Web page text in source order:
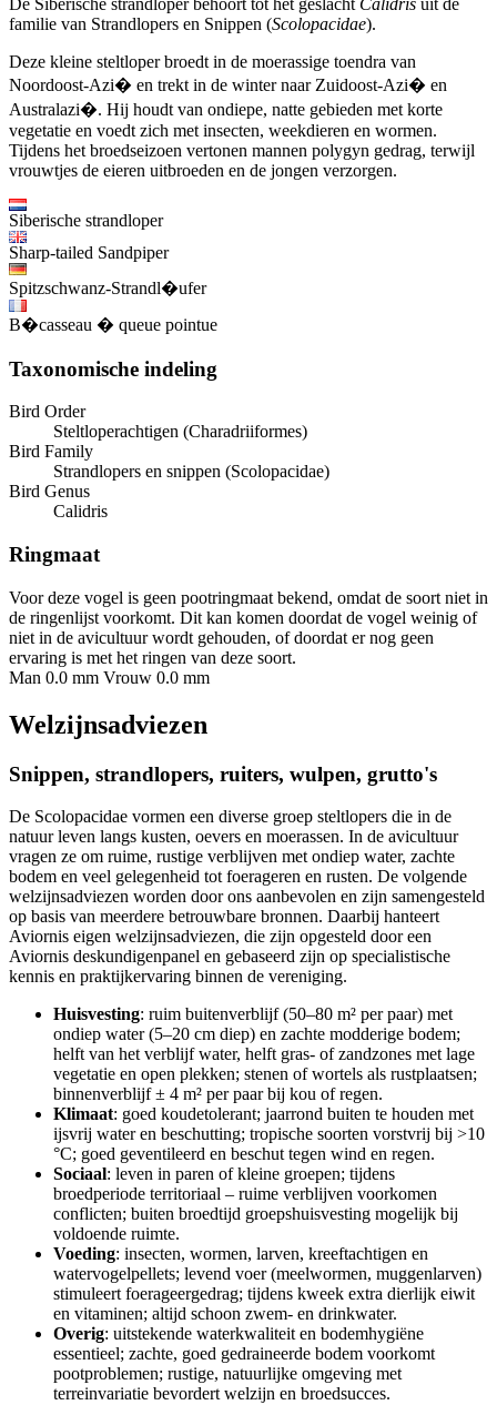
De Siberische strandloper behoort tot het geslacht Calidris uit de
familie van Strandlopers en Snippen (Scolopacidae).
Deze kleine steltloper broedt in de moerassige toendra van
Noordoost-Azi� en trekt in de winter naar Zuidoost-Azi� en
Australazi�. Hij houdt van ondiepe, natte gebieden met korte
vegetatie en voedt zich met insecten, weekdieren en wormen.
Tijdens het broedseizoen vertonen mannen polygyn gedrag, terwijl
vrouwtjes de eieren uitbroeden en de jongen verzorgen.
Siberische strandloper
Sharp-tailed Sandpiper
Spitzschwanz-Strandl�ufer
B�casseau � queue pointue
Taxonomische indeling
Bird Order
Steltloperachtigen (Charadriiformes)
Bird Family
Strandlopers en snippen (Scolopacidae)
Bird Genus
Calidris
Ringmaat
Voor deze vogel is geen pootringmaat bekend, omdat de soort niet in
de ringenlijst voorkomt. Dit kan komen doordat de vogel weinig of
niet in de avicultuur wordt gehouden, of doordat er nog geen
ervaring is met het ringen van deze soort.
Man 0.0 mm Vrouw 0.0 mm
Welzijnsadviezen
Snippen, strandlopers, ruiters, wulpen, grutto's
De Scolopacidae vormen een diverse groep steltlopers die in de
natuur leven langs kusten, oevers en moerassen. In de avicultuur
vragen ze om ruime, rustige verblijven met ondiep water, zachte
bodem en veel gelegenheid tot foerageren en rusten. De volgende
welzijnsadviezen worden door ons aanbevolen en zijn samengesteld
op basis van meerdere betrouwbare bronnen. Daarbij hanteert
Aviornis eigen welzijnsadviezen, die zijn opgesteld door een
Aviornis deskundigenpanel en gebaseerd zijn op specialistische
kennis en praktijkervaring binnen de vereniging.
Huisvesting: ruim buitenverblijf (50–80 m² per paar) met
ondiep water (5–20 cm diep) en zachte modderige bodem;
helft van het verblijf water, helft gras- of zandzones met lage
vegetatie en open plekken; stenen of wortels als rustplaatsen;
binnenverblijf ± 4 m² per paar bij kou of regen.
Klimaat: goed koudetolerant; jaarrond buiten te houden met
ijsvrij water en beschutting; tropische soorten vorstvrij bij >10
°C; goed geventileerd en beschut tegen wind en regen.
Sociaal: leven in paren of kleine groepen; tijdens
broedperiode territoriaal – ruime verblijven voorkomen
conflicten; buiten broedtijd groepshuisvesting mogelijk bij
voldoende ruimte.
Voeding: insecten, wormen, larven, kreeftachtigen en
watervogelpellets; levend voer (meelwormen, muggenlarven)
stimuleert foerageergedrag; tijdens kweek extra dierlijk eiwit
en vitaminen; altijd schoon zwem- en drinkwater.
Overig: uitstekende waterkwaliteit en bodemhygiëne
essentieel; zachte, goed gedraineerde bodem voorkomt
pootproblemen; rustige, natuurlijke omgeving met
terreinvariatie bevordert welzijn en broedsucces.